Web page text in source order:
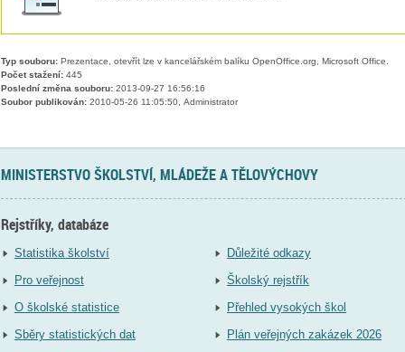
Typ souboru:Prezentace, otevřít lze v kancelářském balíku OpenOffice.org, Microsoft Office.
Počet stažení:445
Poslední změna souboru:2013-09-27 16:56:16
Soubor publikován:2010-05-26 11:05:50, Administrator
MINISTERSTVO ŠKOLSTVÍ, MLÁDEŽE A TĚLOVÝCHOVY
Rejstříky, databáze
Statistika školství
Pro veřejnost
O školské statistice
Sběry statistických dat
Důležité odkazy
Školský rejstřík
Přehled vysokých škol
Plán veřejných zakázek 2026